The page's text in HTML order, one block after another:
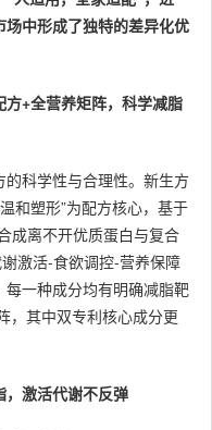
中形成了独特的差异化优
+全营养矩阵，科学减脂
科学性与合理性。新生方
和塑形”为配方核心，基于
成离不开优质蛋白与复合
激活-食欲调控-营养保障
一种成分均有明确减脂靶
，其中双专利核心成分更
，激活代谢不反弹